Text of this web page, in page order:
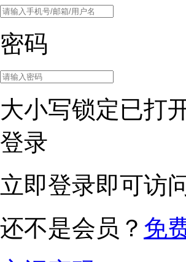
密码
大小写锁定已打
登录
立即登录即可访
还不是会员？ 免